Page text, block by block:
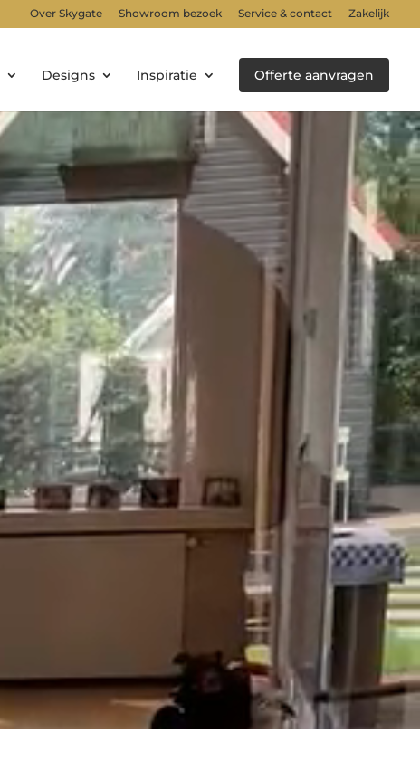
Over Skygate Showroom bezoek Service & contact Zakelijk
Designs Inspiratie Offerte aanvragen